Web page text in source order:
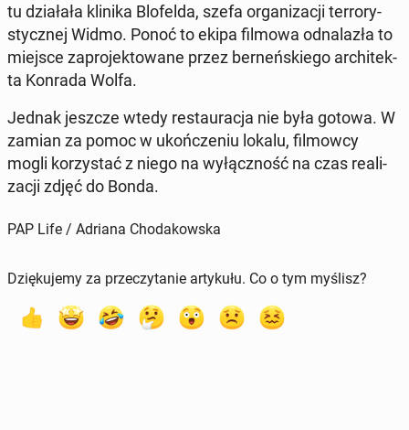
tu dzia­ła­ła klinika Blo­fel­da, szefa or­ga­ni­za­cji ter­ro­ry­
stycz­nej Widmo. Ponoć to ekipa filmowa od­na­la­zła to
miejsce za­pro­jek­to­wa­ne przez ber­neń­skie­go ar­chi­tek­
ta Konrada Wolfa.
Jednak jeszcze wtedy re­stau­ra­cja nie była gotowa. W
zamian za pomoc w ukoń­cze­niu lokalu, fil­mow­cy
mogli ko­rzy­stać z niego na wy­łącz­ność na czas re­ali­
za­cji zdjęć do Bonda.
PAP Life / Adriana Chodakowska
Dziękujemy za przeczytanie artykułu. Co o tym myślisz?